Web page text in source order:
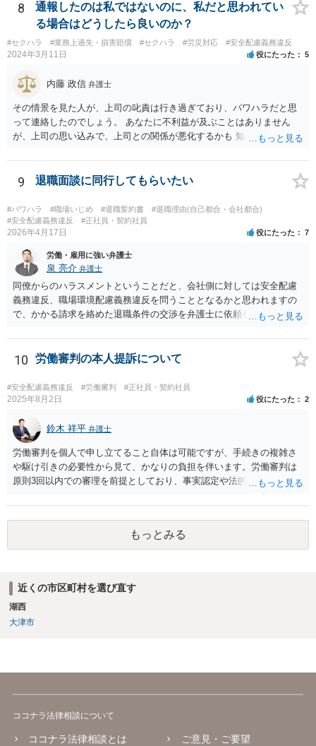
8
通報したのは私ではないのに、私だと思われてい
る場合はどうしたら良いのか？
#セクハラ #業務上過失・損害賠償 #セクハラ #労災対応 #安全配慮義務違反
2024年3月11日 役にたった 5
内藤 政信 弁護士
その情景を見た人が、上司の叱責は行き過ぎており、パワハラだと思
って連絡したのでしょう。 あなたに不利益が及ぶことはありません
が、上司の思い込みで、上司との関係が悪化するかも 知れませんね。
9 退職面談に同行してもらいたい
#パワハラ #職場いじめ #退職誓約書
#退職理由(自己都合・会社都合)
#安全配慮義務違反
#正社員・契約社員
2026年4月17日 役にたった 7
労働・雇用に強い弁護士
泉 亮介 弁護士
同僚からのハラスメントということだと、会社側に対しては安全配慮
義務違反、職場環境配慮義務違反を問うこととなるかと思われますの
で、かかる請求を絡めた退職条件の交渉を弁護士に依頼をされた方が
くなり全て弁護士が窓口となるため精神的な負担も軽くなるでしょ
う。
10 労働審判の本人提訴について
#安全配慮義務違反 #労働審判 #正社員・契約社員
2025年8月2日 役にたった 2
鈴木 祥平 弁護士
労働審判を個人で申し立てること自体は可能ですが、手続きの複雑さ
や駆け引きの必要性から見て、かなりの負担を伴います。労働審判は
原則3回以内での審理を前提としており、事実認定や法的評価に加え
的判断が求められます。 申立書や証拠説明書を丁寧に作成されたこと
は評価されるべきですが、書面の出来だけで結果が決まるわけではあ
りません。審判委員会は、書面よりも実際のやり取りや和解に向けた
姿勢を重視します。したがって、書面のチェックだけを第三者に依頼
くい可能性があります。 また、仮に審判が出たとしても、相手方が異
議を申し立てれば通常訴訟に移行します。その場合は、改めて訴訟の
主張立証をしなければならず、事実上ゼロからの再スタートとなりま
す。したがって、労働審判の場で和解を成立させることが最も現実的
を入れておけば、審判期日に向けた心構えや調整の方向性も明確にな
助言者を巻き込みながら進めることが、納得できる結果を得るための
鍵となります。
もっとみる
近くの市区町村を選び直す
湖西
大津市
ココナラ法律相談について
ココナラ法律相談とは ご意見・ご要望